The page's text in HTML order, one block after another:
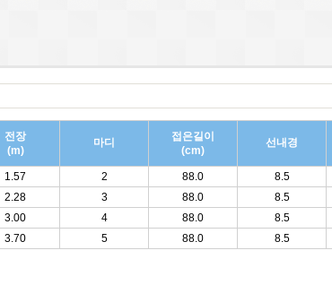
전장
(m)
마디
접은길이
(cm)
선내경
1.57 2 88.0 8.5
2.28 3 88.0 8.5
3.00 4 88.0 8.5
3.70 5 88.0 8.5